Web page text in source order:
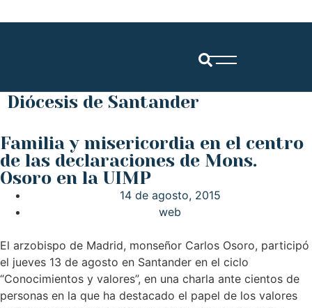
Diócesis de Santander
Familia y misericordia en el centro
de las declaraciones de Mons.
Osoro en la UIMP
14 de agosto, 2015
web
El arzobispo de Madrid, monseñor Carlos Osoro, participó
el jueves 13 de agosto en Santander en el ciclo
“Conocimientos y valores”, en una charla ante cientos de
personas en la que ha destacado el papel de los valores